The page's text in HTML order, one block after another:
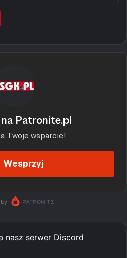
nasz serwer Discord